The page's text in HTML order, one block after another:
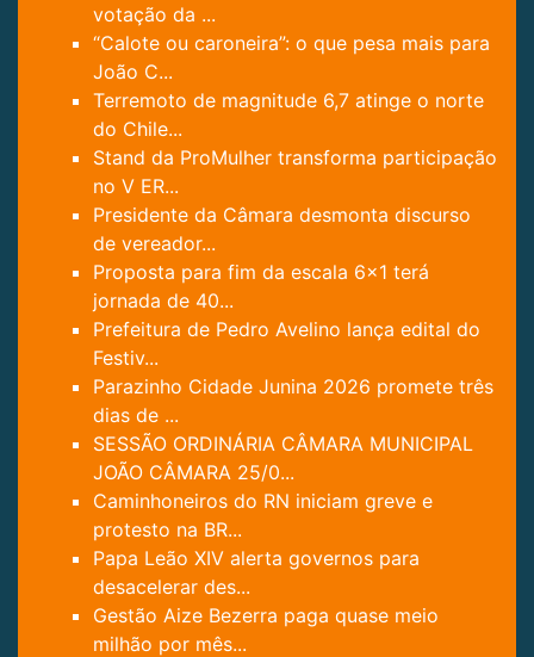
votação da ...
“Calote ou caroneira”: o que pesa mais para
João C...
Terremoto de magnitude 6,7 atinge o norte
do Chile...
Stand da ProMulher transforma participação
no V ER...
Presidente da Câmara desmonta discurso
de vereador...
Proposta para fim da escala 6×1 terá
jornada de 40...
Prefeitura de Pedro Avelino lança edital do
Festiv...
Parazinho Cidade Junina 2026 promete três
dias de ...
SESSÃO ORDINÁRIA CÂMARA MUNICIPAL
JOÃO CÂMARA 25/0...
Caminhoneiros do RN iniciam greve e
protesto na BR...
Papa Leão XIV alerta governos para
desacelerar des...
Gestão Aize Bezerra paga quase meio
milhão por mês...